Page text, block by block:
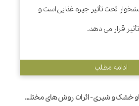
تحت تأثیر جیره غذایی است و
قرار می دهد.
ادامه مطلب
​سلامت و رفاه پستان گاو خشک و شیری- اثرات روش های مختلف قطع شیردوشی